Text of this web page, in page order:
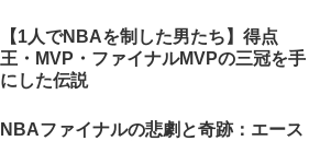
【1人でNBAを制した男たち】得点
王・MVP・ファイナルMVPの三冠を手
にした伝説
NBAファイナルの悲劇と奇跡：エース